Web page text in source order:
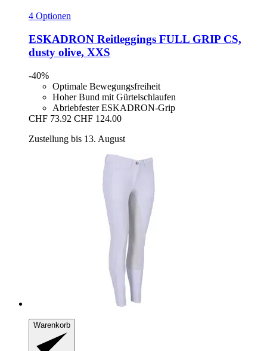
4 Optionen
ESKADRON Reitleggings FULL GRIP CS,
dusty olive, XXS
-40%
Optimale Bewegungsfreiheit
Hoher Bund mit Gürtelschlaufen
Abriebfester ESKADRON-Grip
CHF 73.92 CHF 124.00
Zustellung bis 13. August
Warenkorb